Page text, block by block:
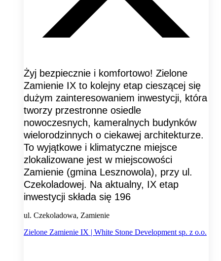
Żyj bezpiecznie i komfortowo! Zielone
Zamienie IX to kolejny etap cieszącej się
dużym zainteresowaniem inwestycji, która
tworzy przestronne osiedle
nowoczesnych, kameralnych budynków
wielorodzinnych o ciekawej architekturze.
To wyjątkowe i klimatyczne miejsce
zlokalizowane jest w miejscowości
Zamienie (gmina Lesznowola), przy ul.
Czekoladowej. Na aktualny, IX etap
inwestycji składa się 196
ul. Czekoladowa, Zamienie
Zielone Zamienie IX | White Stone Development sp. z o.o.